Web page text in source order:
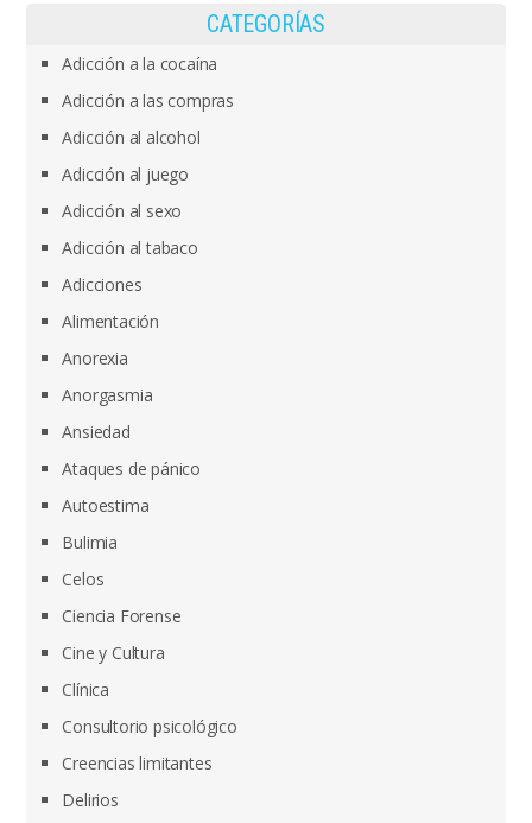
CATEGORÍAS
Adicción a la cocaína
Adicción a las compras
Adicción al alcohol
Adicción al juego
Adicción al sexo
Adicción al tabaco
Adicciones
Alimentación
Anorexia
Anorgasmia
Ansiedad
Ataques de pánico
Autoestima
Bulimia
Celos
Ciencia Forense
Cine y Cultura
Clínica
Consultorio psicológico
Creencias limitantes
Delirios